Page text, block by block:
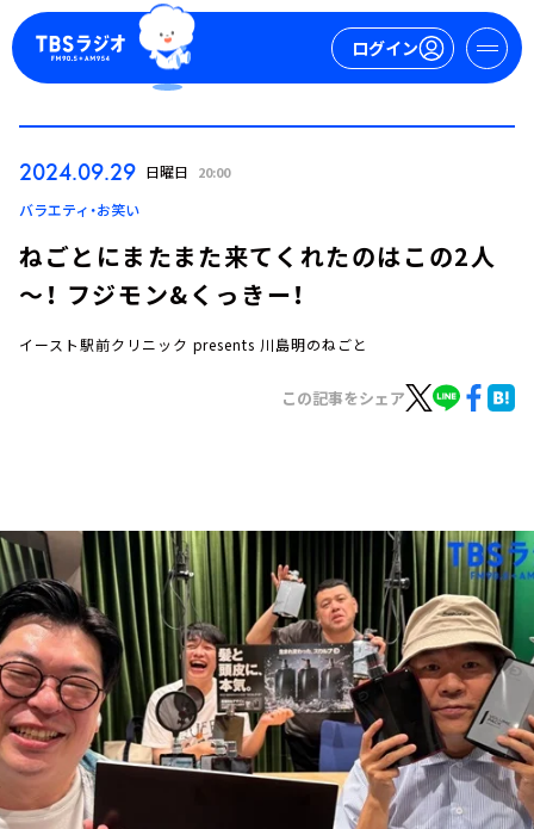
ログイン
ログイン
お知らせ
イベント・グッズ
YouTube
会社情報
2024.09.29 日曜日 20:00
バラエティ・お笑い
ねごとにまたまた来てくれたのはこの2人
～！ フジモン&くっきー！
イースト駅前クリニック presents 川島明のねごと
この記事をシェア